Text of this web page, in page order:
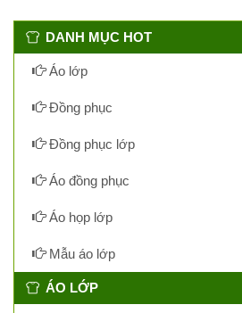
DANH MỤC HOT
Áo lớp
Đồng phục
Đồng phục lớp
Áo đồng phục
Áo họp lớp
Mẫu áo lớp
ÁO LỚP